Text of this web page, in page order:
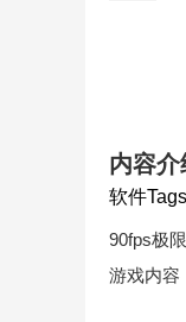
内容介
软件Tags
90fps极
游戏内容